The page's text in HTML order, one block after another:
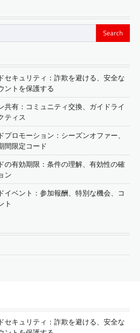
セキュリティ：詐欺を避ける、安全な
ントを保護する
共有：コミュニティ交換、ガイドライ
ティス
プロモーション：シーズンオファー、
間限定コード
の有効期限：条件の理解、有効性の確
ン
イベント：参加報酬、特別な機会、コ
ト
セキュリティ：詐欺を避ける、安全な